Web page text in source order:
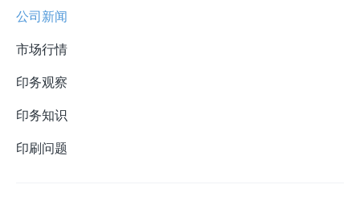
公司新闻
市场行情
印务观察
印务知识
印刷问题